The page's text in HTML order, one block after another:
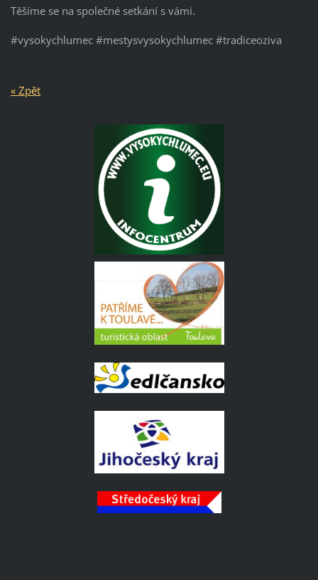
Těšíme se na společné setkání s vámi.
#vysokychlumec #mestysvysokychlumec #tradiceoziva
« Zpět